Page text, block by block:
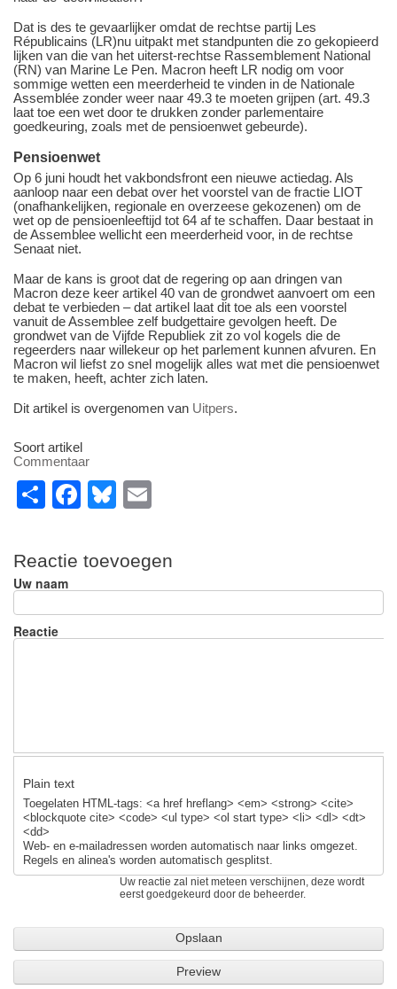
Dat is des te gevaarlijker omdat de rechtse partij Les
Républicains (LR)nu uitpakt met standpunten die zo gekopieerd
lijken van die van het uiterst-rechtse Rassemblement National
(RN) van Marine Le Pen. Macron heeft LR nodig om voor
sommige wetten een meerderheid te vinden in de Nationale
Assemblée zonder weer naar 49.3 te moeten grijpen (art. 49.3
laat toe een wet door te drukken zonder parlementaire
goedkeuring, zoals met de pensioenwet gebeurde).
Pensioenwet
Op 6 juni houdt het vakbondsfront een nieuwe actiedag. Als
aanloop naar een debat over het voorstel van de fractie LIOT
(onafhankelijken, regionale en overzeese gekozenen) om de
wet op de pensioenleeftijd tot 64 af te schaffen. Daar bestaat in
de Assemblee wellicht een meerderheid voor, in de rechtse
Senaat niet.
Maar de kans is groot dat de regering op aan dringen van
Macron deze keer artikel 40 van de grondwet aanvoert om een
debat te verbieden – dat artikel laat dit toe als een voorstel
vanuit de Assemblee zelf budgettaire gevolgen heeft. De
grondwet van de Vijfde Republiek zit zo vol kogels die de
regeerders naar willekeur op het parlement kunnen afvuren. En
Macron wil liefst zo snel mogelijk alles wat met die pensioenwet
te maken, heeft, achter zich laten.
Dit artikel is overgenomen van Uitpers.
Soort artikel
Commentaar
S
ar
e
F
c
e
b
o
Bl
e
sk
y
ail
Reactie toevoegen
Uw naam
Reactie
Plain text
Toegelaten HTML-tags: <a href hreflang> <em> <strong> <cite>
<blockquote cite> <code> <ul type> <ol start type> <li> <dl> <dt>
<dd>
Web- en e-mailadressen worden automatisch naar links omgezet.
Regels en alinea's worden automatisch gesplitst.
Uw reactie zal niet meteen verschijnen, deze wordt
eerst goedgekeurd door de beheerder.